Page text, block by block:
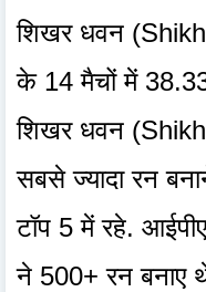
शिखर धवन
के 14 मैचों में
शिखर धवन
सबसे ज्यादा रन
टॉप 5 में रहे.
ने 500+ रन बनाए